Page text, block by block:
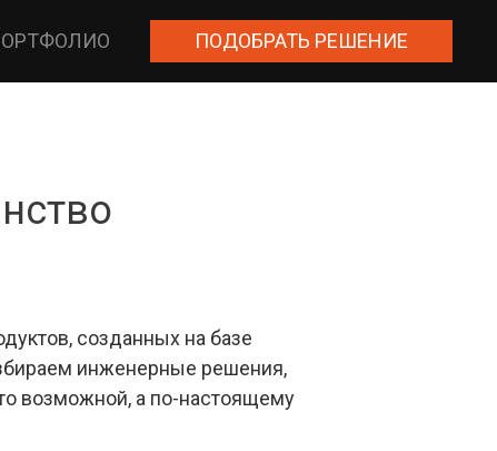
ПОДОБРАТЬ РЕШЕНИЕ
созданных на базе
инженерные решения,
возможной, а по-настоящему